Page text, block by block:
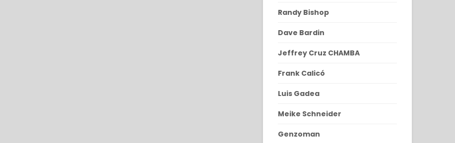
Randy Bishop
Dave Bardin
Jeffrey Cruz CHAMBA
Frank Calicó
Luis Gadea
Meike Schneider
Genzoman